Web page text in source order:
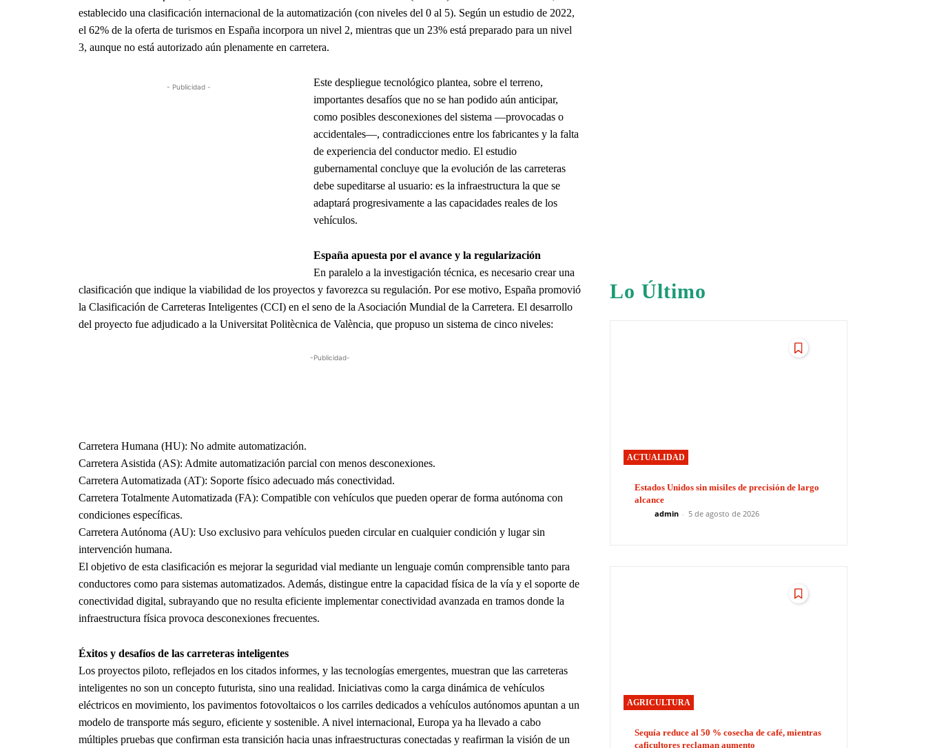
establecido una clasificación internacional de la automatización (con niveles del 0 al 5). Según un estudio de 2022,
el 62% de la oferta de turismos en España incorpora un nivel 2, mientras que un 23% está preparado para un nivel
3, aunque no está autorizado aún plenamente en carretera.
- Publicidad -
Este despliegue tecnológico plantea, sobre el terreno,
importantes desafíos que no se han podido aún anticipar,
como posibles desconexiones del sistema —provocadas o
accidentales—, contradicciones entre los fabricantes y la falta
de experiencia del conductor medio. El estudio
gubernamental concluye que la evolución de las carreteras
debe supeditarse al usuario: es la infraestructura la que se
adaptará progresivamente a las capacidades reales de los
vehículos.
España apuesta por el avance y la regularización
En paralelo a la investigación técnica, es necesario crear una
clasificación que indique la viabilidad de los proyectos y favorezca su regulación. Por ese motivo, España promovió
la Clasificación de Carreteras Inteligentes (CCI) en el seno de la Asociación Mundial de la Carretera. El desarrollo
del proyecto fue adjudicado a la Universitat Politècnica de València, que propuso un sistema de cinco niveles:
-Publicidad-
Carretera Humana (HU): No admite automatización.
Carretera Asistida (AS): Admite automatización parcial con menos desconexiones.
Carretera Automatizada (AT): Soporte físico adecuado más conectividad.
Carretera Totalmente Automatizada (FA): Compatible con vehículos que pueden operar de forma autónoma con
condiciones específicas.
Carretera Autónoma (AU): Uso exclusivo para vehículos pueden circular en cualquier condición y lugar sin
intervención humana.
El objetivo de esta clasificación es mejorar la seguridad vial mediante un lenguaje común comprensible tanto para
conductores como para sistemas automatizados. Además, distingue entre la capacidad física de la vía y el soporte de
conectividad digital, subrayando que no resulta eficiente implementar conectividad avanzada en tramos donde la
infraestructura física provoca desconexiones frecuentes.
Éxitos y desafíos de las carreteras inteligentes
Los proyectos piloto, reflejados en los citados informes, y las tecnologías emergentes, muestran que las carreteras
inteligentes no son un concepto futurista, sino una realidad. Iniciativas como la carga dinámica de vehículos
eléctricos en movimiento, los pavimentos fotovoltaicos o los carriles dedicados a vehículos autónomos apuntan a un
modelo de transporte más seguro, eficiente y sostenible. A nivel internacional, Europa ya ha llevado a cabo
múltiples pruebas que confirman esta transición hacia unas infraestructuras conectadas y reafirman la visión de un
Lo Último
ACTUALIDAD
Estados Unidos sin misiles de precisión de largo
alcance
admin - 5 de agosto de 2026
AGRICULTURA
Sequía reduce al 50 % cosecha de café, mientras
caficultores reclaman aumento